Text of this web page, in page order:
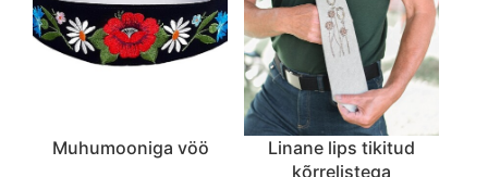
Muhumooniga vöö
Linane lips tikitud
kõrrelistega